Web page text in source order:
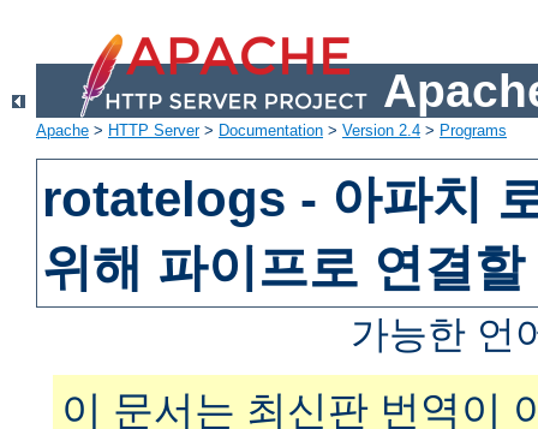
Apache > HTTP Server> Documentation > Version 2.4 > Programs
rotatelogs - 아파치
위해 파이프로 연결
가능한 언
이 문서는 최신판 번역이